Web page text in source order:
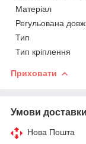
Матеріал
Регульована
Тип
Тип кріплення
Приховати
Умови доставки
Нова Пошта